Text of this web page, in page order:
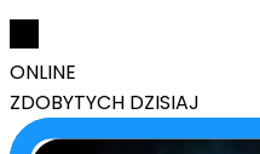
ONLINE
ZDOBYTYCH DZISIAJ